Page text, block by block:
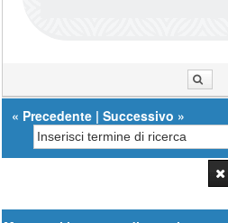
« Precedente |Successivo »